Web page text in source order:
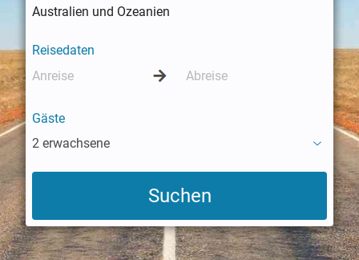
Reisedaten
Gäste
2 erwachsene